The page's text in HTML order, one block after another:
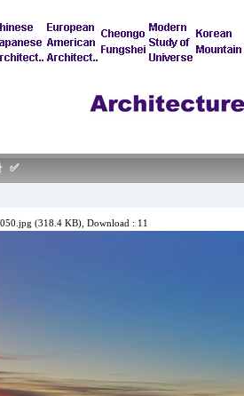
✅
(318.4 KB) , Download : 11